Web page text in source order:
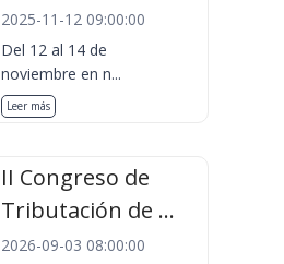
2025-11-12 09:00:00
Del 12 al 14 de
noviembre en n...
Leer más
II Congreso de
Tributación de ...
2026-09-03 08:00:00